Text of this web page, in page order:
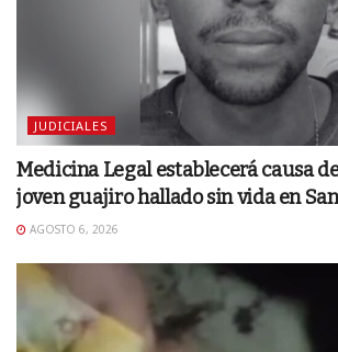
JUDICIALES
Medicina Legal establecerá causa
joven guajiro hallado sin vida en
AGOSTO 6, 2026